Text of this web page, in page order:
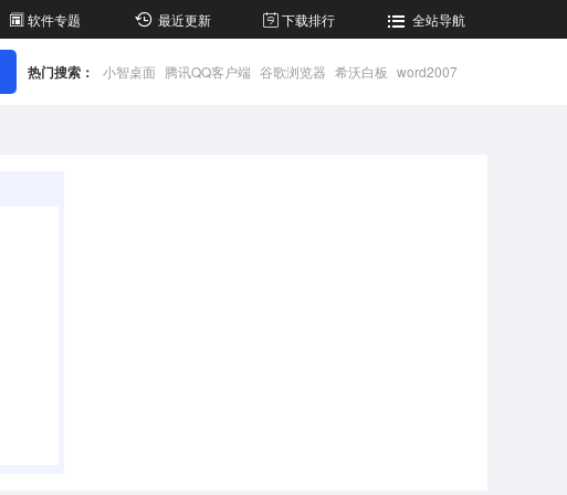
软件专题 最近更新 下载排行 全站导航
热门搜索： 小智桌面 腾讯QQ客户端 谷歌浏览器 希沃白板 word2007